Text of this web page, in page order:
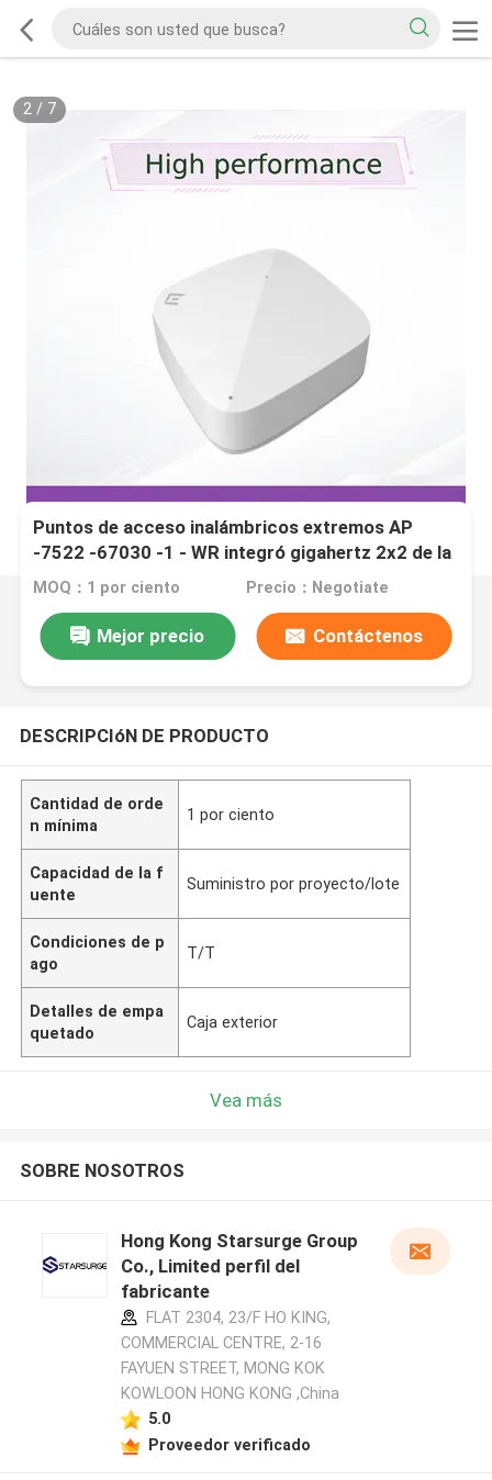
2/ 7
Puntos de acceso inalámbricos extremos AP
-7522 -67030 -1 - WR integró gigahertz 2x2 de la
antena 802.11a/b/g/n/ac 5: 2 2,4 gigahertz 2x2: 2
MOQ：1 por ciento Precio：Negotiate
Mejor precio Contáctenos
DESCRIPCIóN DE PRODUCTO
Cantidad de orde
n mínima
1 por ciento
Capacidad de la f
uente
Suministro por proyecto/lote
Condiciones de p
ago
T/T
Detalles de empa
quetado
Caja exterior
Vea más
SOBRE NOSOTROS
Hong Kong Starsurge Group
Co., Limited perfil del
fabricante
FLAT 2304, 23/F HO KING,
COMMERCIAL CENTRE, 2-16
FAYUEN STREET, MONG KOK
KOWLOON HONG KONG ,China
5.0
Proveedor verificado